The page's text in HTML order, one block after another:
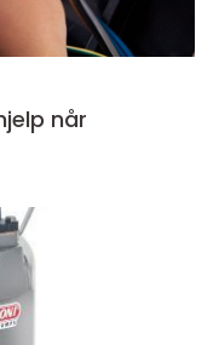
når